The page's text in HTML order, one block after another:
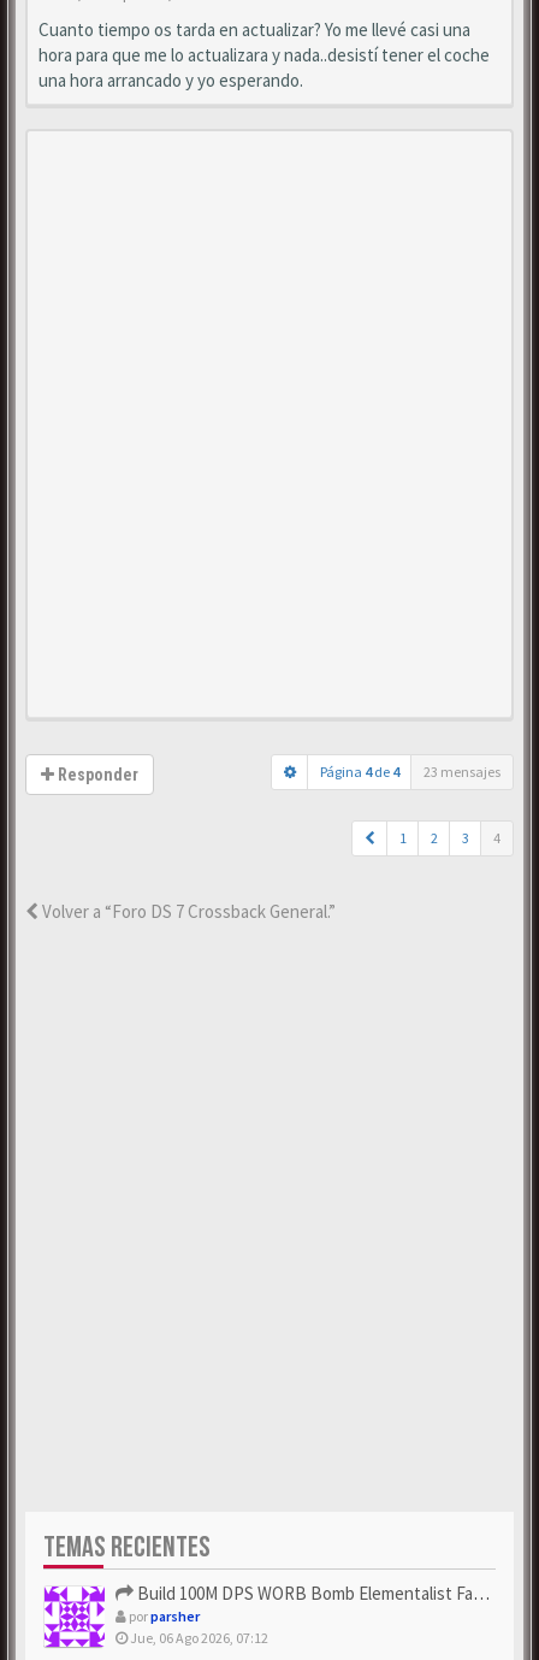
Cuanto tiempo os tarda en actualizar? Yo me llevé casi una
hora para que me lo actualizara y nada..desistí tener el coche
una hora arrancado y yo esperando.
Responder Página 4de 4 23 mensajes
1 2 3 4
Volver a “Foro DS 7 Crossback General.”
TEMAS RECIENTES
Build 100M DPS WORB Bomb Elementalist Fast - Grab POE Curren...
porparsher
Jue, 06 Ago 2026, 07:12